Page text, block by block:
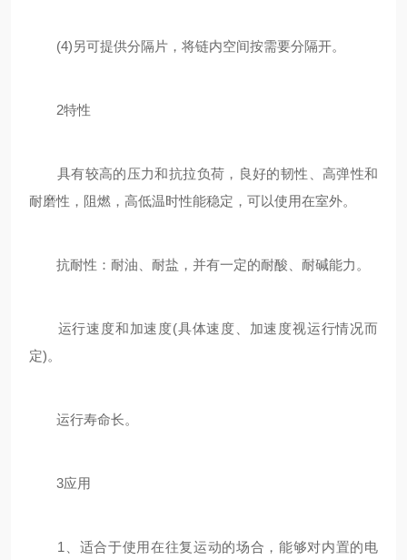
(4)另可提供分隔片，将链内空间按需要分隔开。
2特性
具有较高的压力和抗拉负荷，良好的韧性、高弹性和
耐磨性，阻燃，高低温时性能稳定，可以使用在室外。
抗耐性：耐油、耐盐，并有一定的耐酸、耐碱能力。
运行速度和加速度(具体速度、加速度视运行情况而
定)。
运行寿命长。
3应用
1、适合于使用在往复运动的场合，能够对内置的电